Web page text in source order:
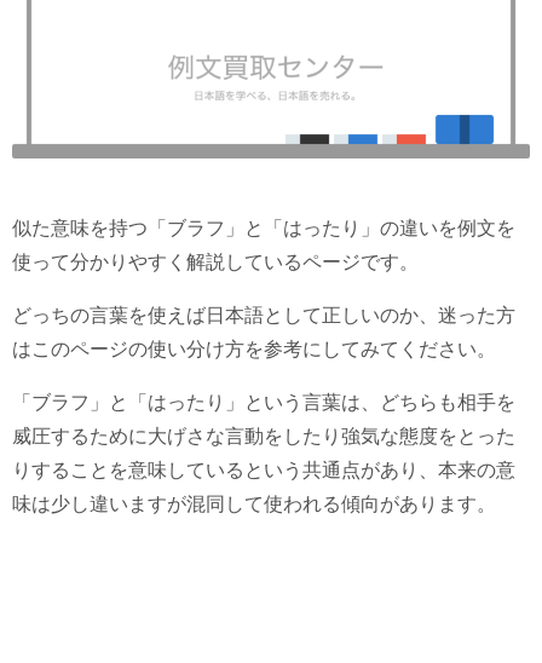
似た意味を持つ「ブラフ」と「はったり」の違いを例文を
使って分かりやすく解説しているページです。
どっちの言葉を使えば日本語として正しいのか、迷った方
はこのページの使い分け方を参考にしてみてください。
「ブラフ」と「はったり」という言葉は、どちらも相手を
威圧するために大げさな言動をしたり強気な態度をとった
りすることを意味しているという共通点があり、本来の意
味は少し違いますが混同して使われる傾向があります。